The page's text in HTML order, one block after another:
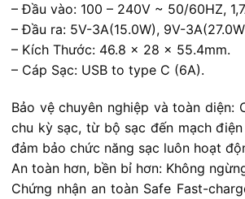
– Đầu vào: 100 – 240V ~ 50/60HZ,
– Đầu ra: 5V-3A(15.0W), 9V-
– Kích Thước: 46.8 x 28 x 55.4mm.
– Cáp Sạc: USB to type C (6A).
Bảo vệ chuyên nghiệp và toàn
chu kỳ sạc, từ bộ sạc đến mạch
đảm bảo chức năng sạc luôn hoạt
An toàn hơn, bền bỉ hơn: Không
Chứng nhận an toàn Safe Fast-